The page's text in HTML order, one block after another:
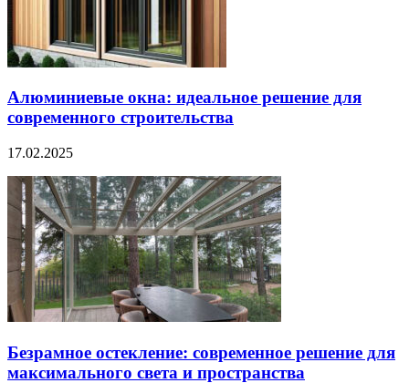
Алюминиевые окна: идеальное решение для
современного строительства
17.02.2025
Безрамное остекление: современное решение для
максимального света и пространства